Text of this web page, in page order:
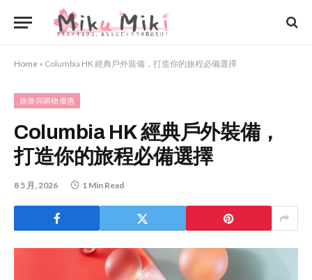
Home » Columbia HK 經典戶外裝備，打造你的旅程必備選擇
旅遊與購物優惠
Columbia HK 經典戶外裝備，
打造你的旅程必備選擇
8 5 月, 2026 1 Min Read